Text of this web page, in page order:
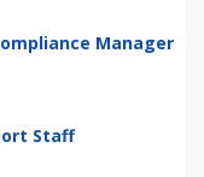
Manager
Staff